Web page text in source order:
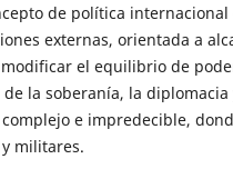
de política internacional
externas, orientada a
el equilibrio de
la soberanía, la
e impredecible,
militares.